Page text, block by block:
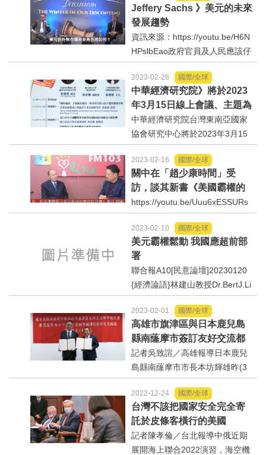
Jeffery Sachs 》美元的未來
發展趨勢
資訊來源：https://youtu.be/H6N
HPslbEao政府官員及人民應該仔
細聽聽JefferySachs這位2022年
中華民國唐奬得主對美元未來趨
勢的看法。Sachs是美國一流學
者中難得有勇氣說真話的人。
2023-02-28 國際/全球
中華經濟研究院》將於2023
年3月15日線上會議、主題為
「馬來西亞2022年大選後政
局及臺馬關係之展望」
中華經濟研究院台灣東南亞國家
協會研究中心將於2023年3月15
日辦理第十五次平臺線上會議主
題為「馬來西亞2022年大選後政
局及臺馬關係之展望」。本次平
臺會議為線上會議，全程將以中
文進行，精彩可期，敬邀各界...
2023-02-16 國際/全球
關中在「趙少康時間」受
訪，談其新書《美國霸權的
衰退和墮落》
https://youtu.be/Uuu6xESSURs
2023-02-10 國際/全球
美元霸權鬆動 我國應超前部
署
聯合報A10[民意論壇]20230120
{經濟論語}林建山教授Dr.BertJ.Li
m談:{美元霸權鬆動我應超前部署
https://udn.com/news/story/733
9/6961971才進入2023年一個月
時間，世界金融貨幣經濟社會，
已經風起雲湧加...
2023-02-01 國際/全球
高雄市旗津區與日本鹿兒島
縣南蕯摩市簽訂友好交流都
市議定書
記者吳致諠／高雄報導日本鹿兒
島縣南蕯摩市市長本坊輝雄昨(3
1)日上午與高雄市旗津區區長羅
長安在旗津區公所簽署友好交流
都市議定書，外交部駐福岡辦事
處並透過視訊線上見證，期許雙
方擴大多元交流與合作。...
2022-12-24 國際/全球
台灣不該把國家安全完全寄
託於皮條客橫行的美國
記者陳孝倫／台北報導中俄近期
展開海上聯合2022演習，海空機